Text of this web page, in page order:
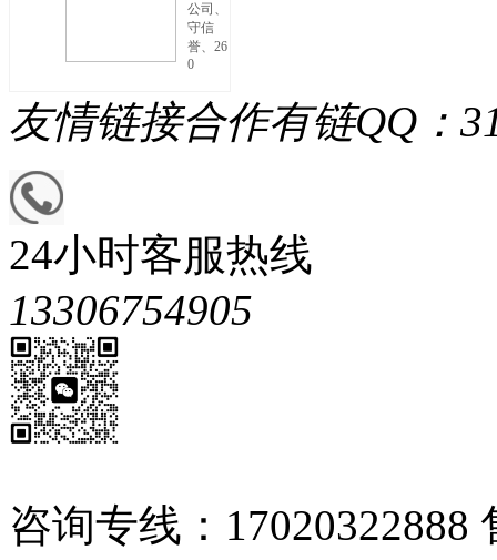
公司、
守信
誉、26
0
友情链接合作有链QQ：
24小时客服热线
13306754905
咨询专线：17020322888